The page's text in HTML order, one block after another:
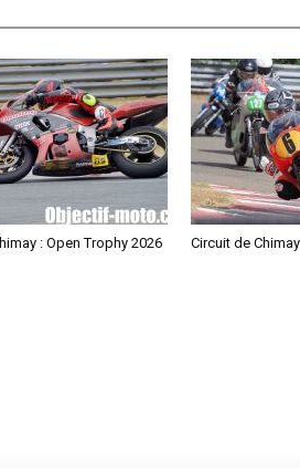
: Open Trophy 2026 Circuit de